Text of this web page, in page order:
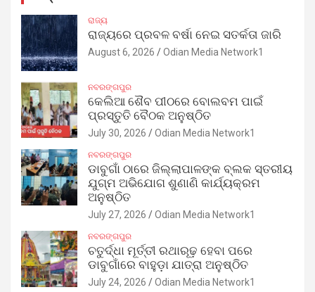
ରାଜ୍ୟ
ରାଜ୍ୟରେ ପ୍ରବଳ ବର୍ଷା ନେଇ ସତର୍କତା ଜାରି
August 6, 2026 Odian Media Network1
ନବରଙ୍ଗପୁର
କେଲିଆ ଶୈବ ପୀଠରେ ବୋଲବମ ପାଇଁ
ପ୍ରସ୍ତୁତି ବୈଠକ ଅନୁଷ୍ଠିତ
July 30, 2026 Odian Media Network1
ନବରଙ୍ଗପୁର
ଡାବୁଗାଁ ଠାରେ ଜିଲ୍ଲାପାଳଙ୍କ ବ୍ଲକ ସ୍ତରୀୟ
ଯୁଗ୍ମ ଅଭିଯୋଗ ଶୁଣାଣି କାର୍ଯ୍ୟକ୍ରମ
ଅନୁଷ୍ଠିତ
July 27, 2026 Odian Media Network1
ନବରଙ୍ଗପୁର
ଚତୁର୍ଦ୍ଧା ମୂର୍ତ୍ତୀ ରଥାରୂଢ଼ ହେବା ପରେ
ଡାବୁଗାଁରେ ବାହୁଡ଼ା ଯାତ୍ରା ଅନୁଷ୍ଠିତ
July 24, 2026 Odian Media Network1